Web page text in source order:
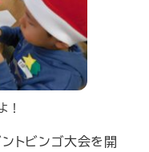
！
トビンゴ大会を開